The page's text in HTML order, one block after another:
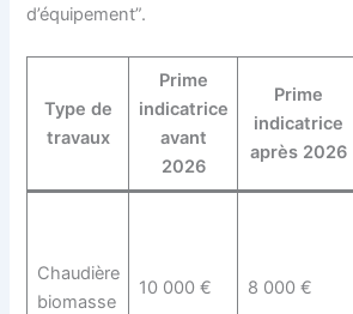
d’équipement”.
Type de
travaux
Prime
indicatrice
avant
2026
Prime
indicatrice
après 2026
Chaudière
biomasse
10 000 € 8 000 €